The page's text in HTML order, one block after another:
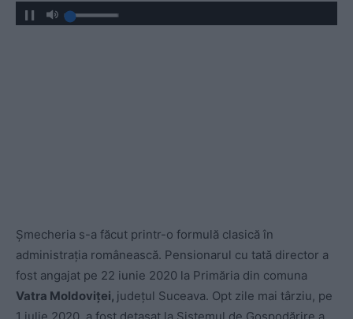
Șmecheria s-a făcut printr-o formulă clasică în
administrația românească. Pensionarul cu tată director a
fost angajat pe 22 iunie 2020 la Primăria din comuna
Vatra Moldoviței, județul Suceava. Opt zile mai târziu, pe